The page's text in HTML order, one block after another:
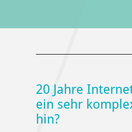
20 Jahre
ein sehr
hin?